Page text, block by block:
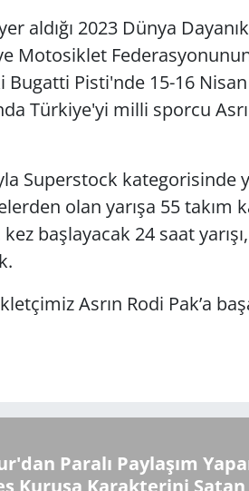
aldığı 2023 Dünya
Motosiklet
Bugatti Pisti'nde 15-16 Nisan
Türkiye'yi milli sporcu
Superstock kategorisinde
olan yarışa 55 takım
başlayacak 24 saat
Asrın Rodi Pak’a
Paralı Paylaşım